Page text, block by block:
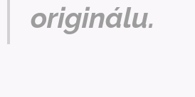
originálu.